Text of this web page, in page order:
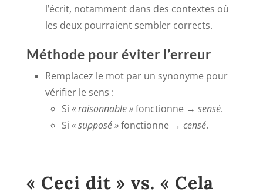
l’écrit, notamment dans des contextes où
les deux pourraient sembler corrects.
Méthode pour éviter l’erreur
Remplacez le mot par un synonyme pour
vérifier le sens :
Si « raisonnable »fonctionne → sensé.
Si « supposé »fonctionne → censé.
« Ceci dit » vs. « Cela